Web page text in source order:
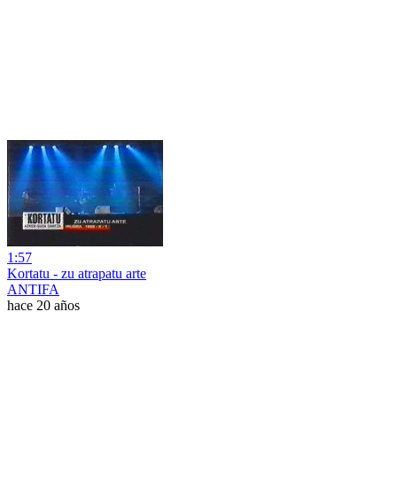
1:57
Kortatu - zu atrapatu arte
ANTIFA
hace 20 años